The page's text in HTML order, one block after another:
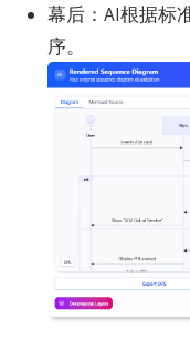
幕后：AI根据标
序。